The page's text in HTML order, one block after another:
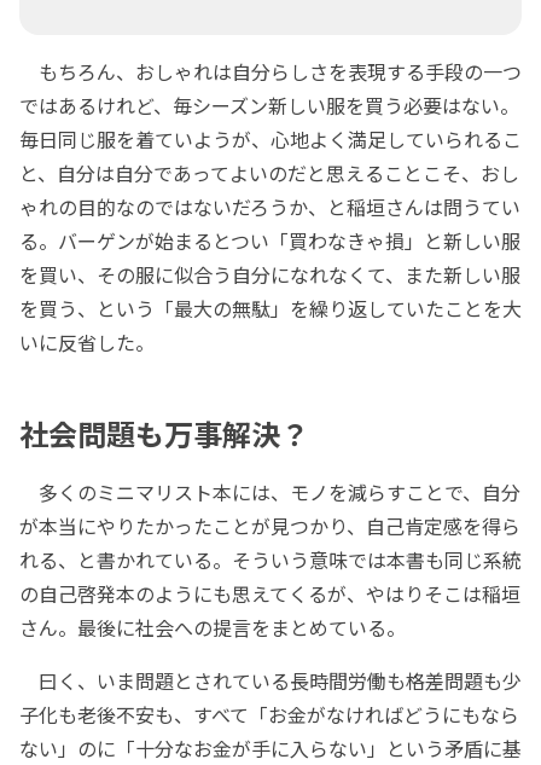
もちろん、おしゃれは自分らしさを表現する手段の一つ
ではあるけれど、毎シーズン新しい服を買う必要はない。
毎日同じ服を着ていようが、心地よく満足していられるこ
と、自分は自分であってよいのだと思えることこそ、おし
ゃれの目的なのではないだろうか、と稲垣さんは問うてい
る。バーゲンが始まるとつい「買わなきゃ損」と新しい服
を買い、その服に似合う自分になれなくて、また新しい服
を買う、という「最大の無駄」を繰り返していたことを大
いに反省した。
社会問題も万事解決？
多くのミニマリスト本には、モノを減らすことで、自分
が本当にやりたかったことが見つかり、自己肯定感を得ら
れる、と書かれている。そういう意味では本書も同じ系統
の自己啓発本のようにも思えてくるが、やはりそこは稲垣
さん。最後に社会への提言をまとめている。
曰く、いま問題とされている長時間労働も格差問題も少
子化も老後不安も、すべて「お金がなければどうにもなら
ない」のに「十分なお金が手に入らない」という矛盾に基